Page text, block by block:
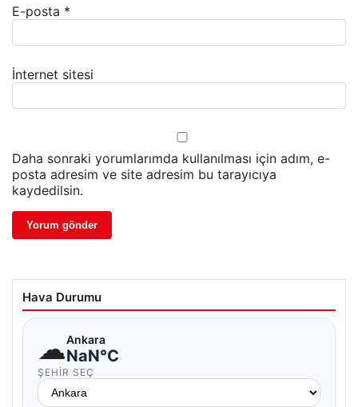
E-posta *
İnternet sitesi
Daha sonraki yorumlarımda kullanılması için adım, e-
posta adresim ve site adresim bu tarayıcıya
kaydedilsin.
Hava Durumu
☁Ankara
NaN°C
ŞEHIR SEÇ